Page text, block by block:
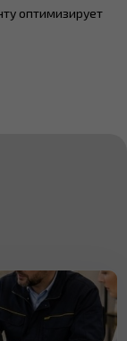
оптимизирует